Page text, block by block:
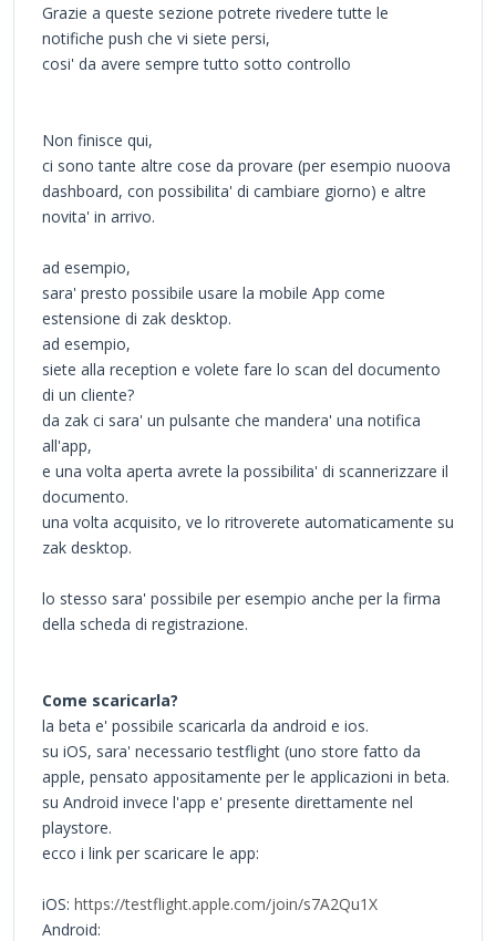
Grazie a queste sezione potrete rivedere tutte le
notifiche push che vi siete persi,
cosi' da avere sempre tutto sotto controllo
Non finisce qui,
ci sono tante altre cose da provare (per esempio nuoova
dashboard, con possibilita' di cambiare giorno) e altre
novita' in arrivo.
ad esempio,
sara' presto possibile usare la mobile App come
estensione di zak desktop.
ad esempio,
siete alla reception e volete fare lo scan del documento
di un cliente?
da zak ci sara' un pulsante che mandera' una notifica
all'app,
e una volta aperta avrete la possibilita' di scannerizzare il
documento.
una volta acquisito, ve lo ritroverete automaticamente su
zak desktop.
lo stesso sara' possibile per esempio anche per la firma
della scheda di registrazione.
Come scaricarla?
la beta e' possibile scaricarla da android e ios.
su iOS, sara' necessario testflight (uno store fatto da
apple, pensato appositamente per le applicazioni in beta.
su Android invece l'app e' presente direttamente nel
playstore.
ecco i link per scaricare le app:
iOS: https://testflight.apple.com/join/s7A2Qu1X
Android: